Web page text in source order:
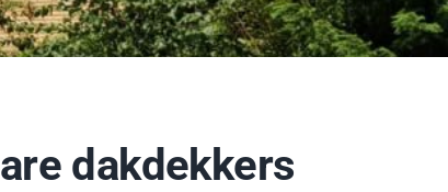
dakdekkers